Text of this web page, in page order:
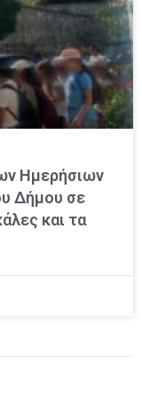
Ημερήσιων
Δήμου σε
και τα